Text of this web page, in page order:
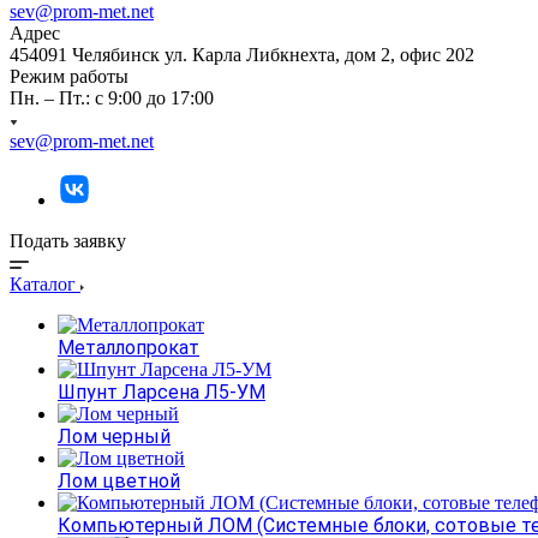
sev@prom-met.net
Адрес
454091 Челябинск ул. Карла Либкнехта, дом 2, офис 202
Режим работы
Пн. – Пт.: с 9:00 до 17:00
sev@prom-met.net
Подать заявку
Каталог
Металлопрокат
Шпунт Ларсена Л5-УМ
Лом черный
Лом цветной
Компьютерный ЛОМ (Системные блоки, сотовые